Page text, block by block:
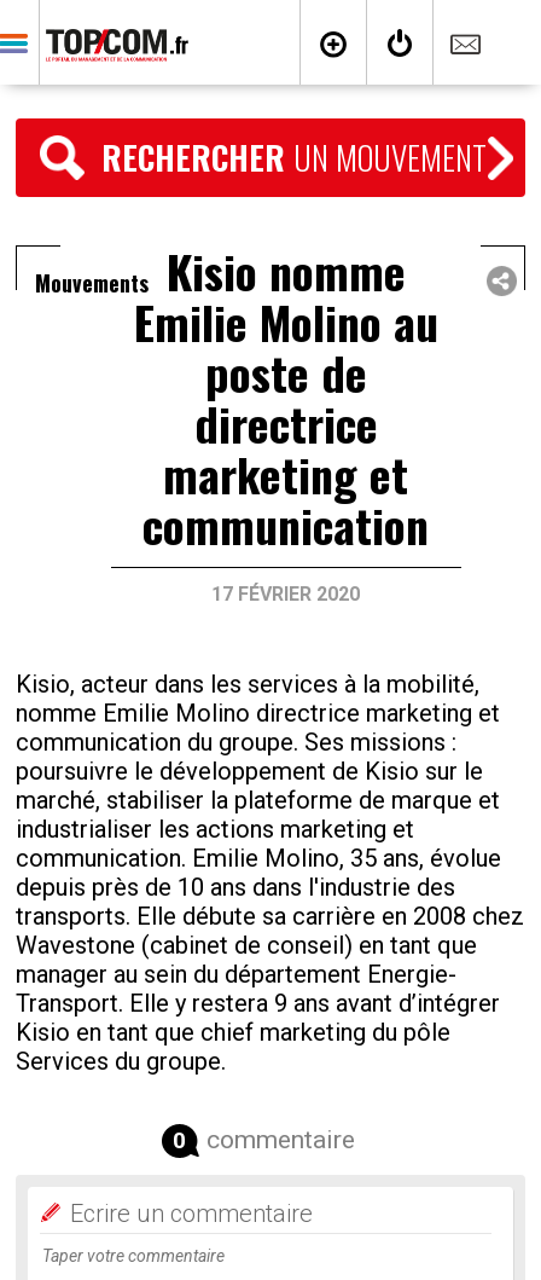
RECHERCHER UN MOUVEMENT
Mouvements Kisio nomme
Emilie Molino au
poste de
directrice
marketing et
communication
17 FÉVRIER 2020
Kisio, acteur dans les services à la mobilité,
nomme Emilie Molino directrice marketing et
communication du groupe. Ses missions :
poursuivre le développement de Kisio sur le
marché, stabiliser la plateforme de marque et
industrialiser les actions marketing et
communication. Emilie Molino, 35 ans, évolue
depuis près de 10 ans dans l'industrie des
transports. Elle débute sa carrière en 2008 chez
Wavestone (cabinet de conseil) en tant que
manager au sein du département Energie-
Transport. Elle y restera 9 ans avant d’intégrer
Kisio en tant que chief marketing du pôle
Services du groupe.
0 commentaire
Ecrire un commentaire